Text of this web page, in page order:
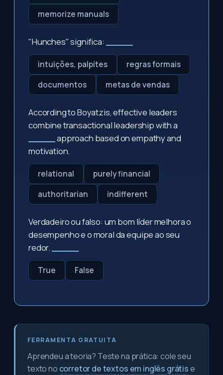
memorize manuals
"Hunches" significa:
intuições, palpites
regras formais
documentos
metas de vendas
According to Boyatzis, effective leaders
combine transactional leadership with a
approach based on empathy and
motivation.
relational
purely financial
authoritarian
indifferent
Verdadeiro ou falso: um bom líder melhora o
desempenho e o moral da equipe ao seu
redor.
True False
FERRAMENTA GRATUITA
Aprendeu a teoria? Teste na prática: cole seu
texto no corretor de textos em inglês grátise